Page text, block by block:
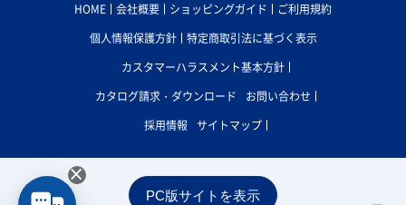
HOME 会社概要 ショッピングガイド
ご利用規約
個人情報保護方針
特定商取引法に基づく表示
カスタマーハラスメント基本方針
カタログ請求・ダウンロード
お問い合わせ
採用情報
サイトマップ
PC版サイトを表示
×